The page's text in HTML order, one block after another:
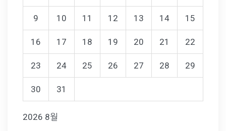
2026 8월
9 10 11 12 13 14 15
16 17 18 19 20 21 22
23 24 25 26 27 28 29
30 31